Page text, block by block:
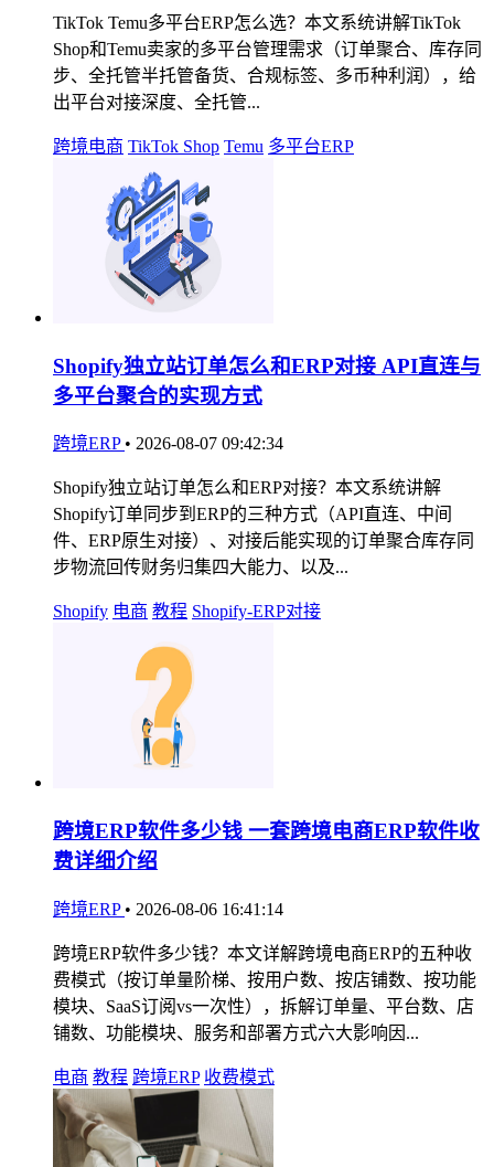
TikTok Temu多平台ERP怎么选？本文系统讲解TikTok
Shop和Temu卖家的多平台管理需求（订单聚合、库存同
步、全托管半托管备货、合规标签、多币种利润），给
出平台对接深度、全托管...
跨境电商 TikTok Shop Temu 多平台ERP
Shopify独立站订单怎么和ERP对接 API直连与
多平台聚合的实现方式
跨境ERP • 2026-08-07 09:42:34
Shopify独立站订单怎么和ERP对接？本文系统讲解
Shopify订单同步到ERP的三种方式（API直连、中间
件、ERP原生对接）、对接后能实现的订单聚合库存同
步物流回传财务归集四大能力、以及...
Shopify 电商 教程 Shopify-ERP对接
跨境ERP软件多少钱 一套跨境电商ERP软件收
费详细介绍
跨境ERP • 2026-08-06 16:41:14
跨境ERP软件多少钱？本文详解跨境电商ERP的五种收
费模式（按订单量阶梯、按用户数、按店铺数、按功能
模块、SaaS订阅vs一次性），拆解订单量、平台数、店
铺数、功能模块、服务和部署方式六大影响因...
电商 教程 跨境ERP 收费模式